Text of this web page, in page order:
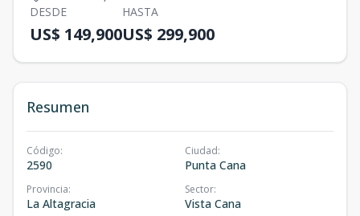
DESDE
US$ 149,900
HASTA
US$ 299,900
Resumen
Código:
2590
Ciudad:
Punta Cana
Provincia:
La Altagracia
Sector:
Vista Cana